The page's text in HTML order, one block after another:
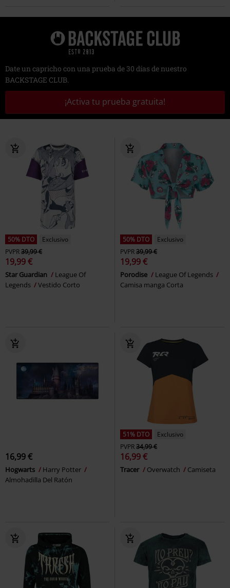
Date un capricho con una prueba de 30 días de nuestro
BACKSTAGE CLUB.
¡Activa tu prueba gratuita!
50% DTO
Exclusivo
PVPR39,99 €
19,99 €
Star Guardian
League Of
Legends
Vestido Corto
50% DTO
Exclusivo
PVPR39,99 €
19,99 €
Porodise
League Of Legends
Camisa manga Corta
16,99 €
Hogwarts
Harry Potter
Almohadilla Del Ratón
51% DTO
Exclusivo
PVPR34,99 €
16,99 €
Tracer Overwatch Camiseta